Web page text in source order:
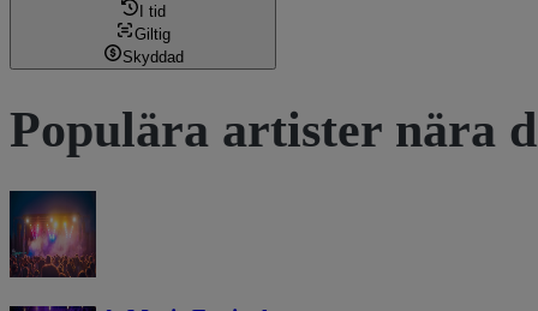
I tid
Giltig
Skyddad
Populära artister nära